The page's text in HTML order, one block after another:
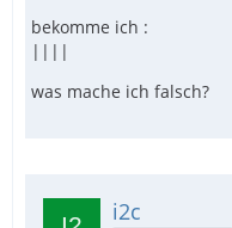
bekomme ich :
||||
was mache ich falsch?
i2c